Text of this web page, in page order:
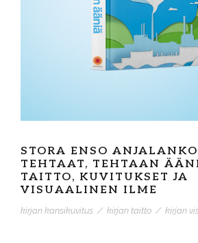
STORA ENSO
TEHTAAT, TEHTAAN
TAITTO, KUVITUKSET JA
VISUAALINEN ILME
kirjan kansikuvitus / kirjan taitto / kirjan